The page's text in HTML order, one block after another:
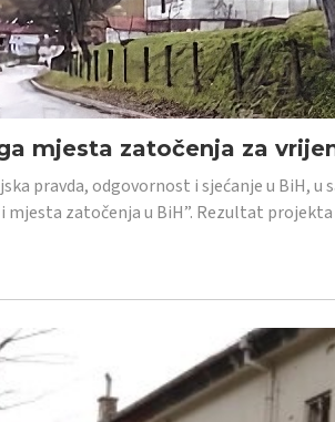
mjesta zatočenja za
pravda, odgovornost i sjećanje u BiH,
mjesta zatočenja u BiH”. Rezultat